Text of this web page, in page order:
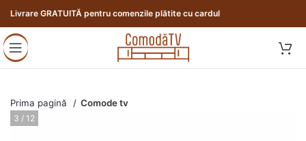
Livrare GRATUITĂ pentru comenzile plătite cu cardul
Prima pagină Comode tv
3 / 12